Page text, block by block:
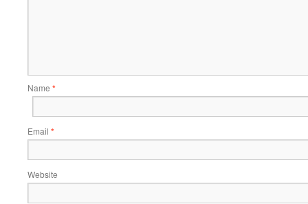
Name *
Email *
Website